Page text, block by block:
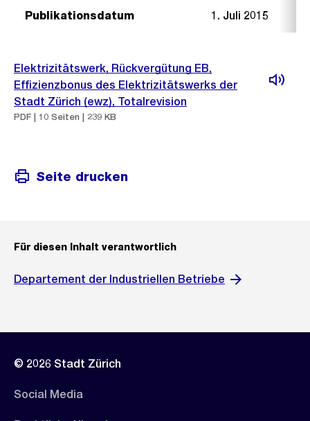
Publikationsdatum 1. Juli 2015
Elektrizitätswerk, Rückvergütung EB,
Effizienzbonus des Elektrizitätswerks der
Stadt Zürich (ewz), Totalrevision
PDF | 10 Seiten | 239 KB
Seite drucken
Für diesen Inhalt verantwortlich
Departement der Industriellen Betriebe
© 2026 Stadt Zürich
Social Media